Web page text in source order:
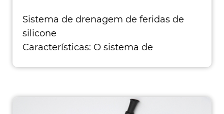
Sistema de drenagem de feridas de
silicone
Características: O sistema de